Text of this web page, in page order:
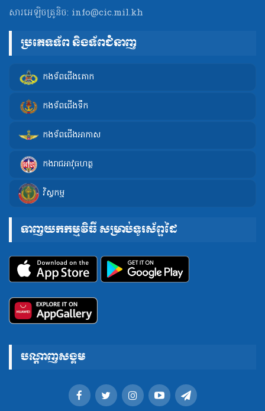
សារអេឡិចត្រូនិច: info@cic.mil.kh
ប្រភេទទ័ព និងទ័ពជំនាញ
កងទ័ពជើងគោក
កងទ័ពជើងទឹក
កងទ័ពជើងអាកាស
កងរាជអាវុធហត្ថ
វិស្វកម្ម
ទាញយកកម្មវិធី សម្រាប់ទូរស័ព្ទដៃ
បណ្តាញសង្គម